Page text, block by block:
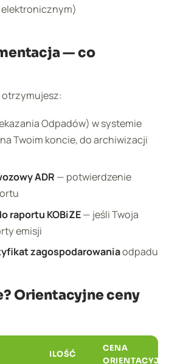
— co
otrzymujesz:
Odpadów) w systemie
Twoim koncie, do archiwizacji
ADR — potwierdzenie
raportu KOBiZE— jeśli Twoja
emisji
zagospodarowaniaodpadu
Orientacyjne ceny
ILOŚĆ
CENA